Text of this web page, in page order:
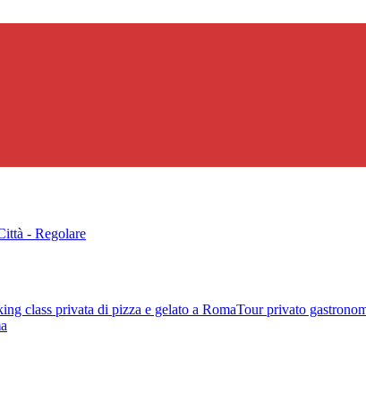
- Regolare
class privata di pizza e gelato a RomaTour privato